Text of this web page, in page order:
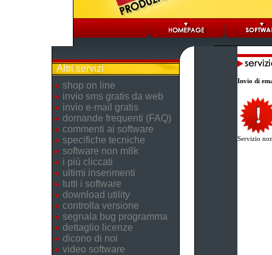
Altri servizi
shop on line
invio sms gratis da web
invio e-mail gratis
domande frequenti (FAQ)
commenti ai software
specifiche tecniche
software non m8k
i più cliccati
ultimi inserimenti
tutti i software
download utility
controlla versione
segnala bug programma
dettaglio licenze
dicono di noi
video software
Invio di
Servizio